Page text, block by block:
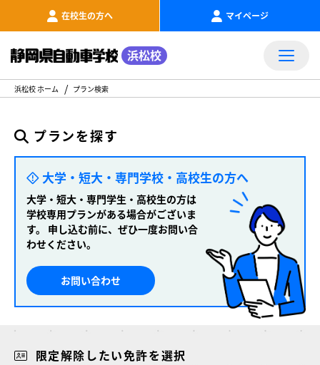
在校生の方へ マイページ
浜松校
浜松校 ホーム プラン検索
プランを探す
大学・短大・専門学校・高校生の方へ
大学・短大・専門学生・高校生の方は
学校専用プランがある場合がございま
す。
申し込む前に、ぜひ一度お問い合
わせください。
お問い合わせ
限定解除したい免許を選択